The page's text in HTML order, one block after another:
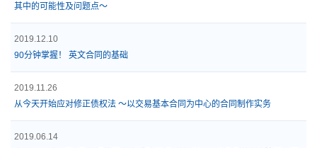
其中的可能性及问题点～
2019.12.10
90分钟掌握！ 英文合同的基础
2019.11.26
从今天开始应对修正债权法 ～以交易基本合同为中心的合同制作实务
2019.06.14